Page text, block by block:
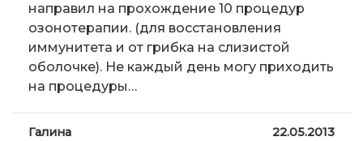
направил на прохождение 10 процедур
озонотерапии. (для восстановления
иммунитета и от грибка на слизистой
оболочке). Не каждый день могу приходить
на процедуры…
Галина 22.05.2013